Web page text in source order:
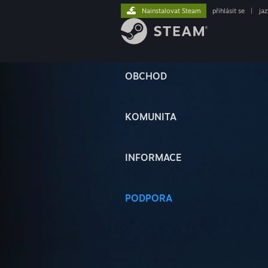
OBCHOD
KOMUNITA
INFORMACE
PODPORA
Nainstalovat Steam přihlásit se